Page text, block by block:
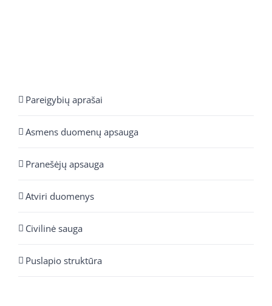
Pareigybių aprašai
Asmens duomenų apsauga
Pranešėjų apsauga
Atviri duomenys
Civilinė sauga
Puslapio struktūra